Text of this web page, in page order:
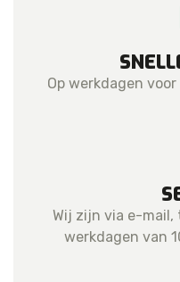
Op werkdagen
Wij zijn via e-mail,
werkdagen van